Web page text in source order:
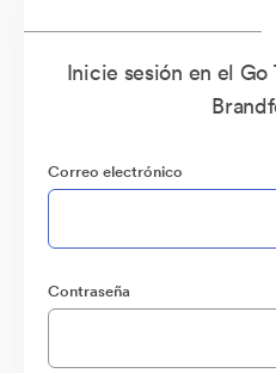
Inicie sesión en el Go
Correo electrónico
Contraseña